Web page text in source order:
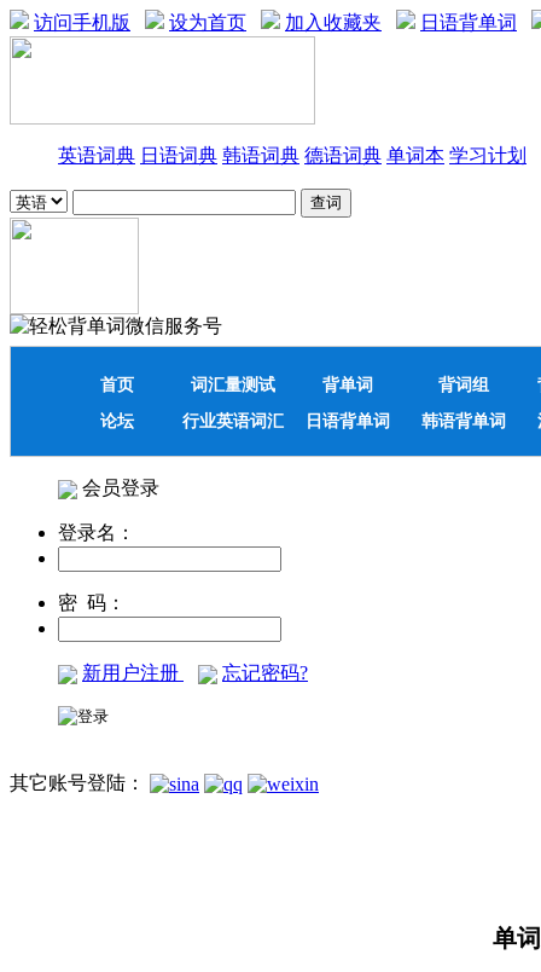
访问手机版 设为首页 加入收藏夹 日语背单词
英语词典 日语词典 韩语词典 德语词典 单词本 学习计划
首页 词汇量测试 背单词 背词组
论坛
行业英语词汇 日语背单词 韩语背单词
会员登录
登录名：
密 码：
新用户注册 忘记密码?
其它账号登陆：
单